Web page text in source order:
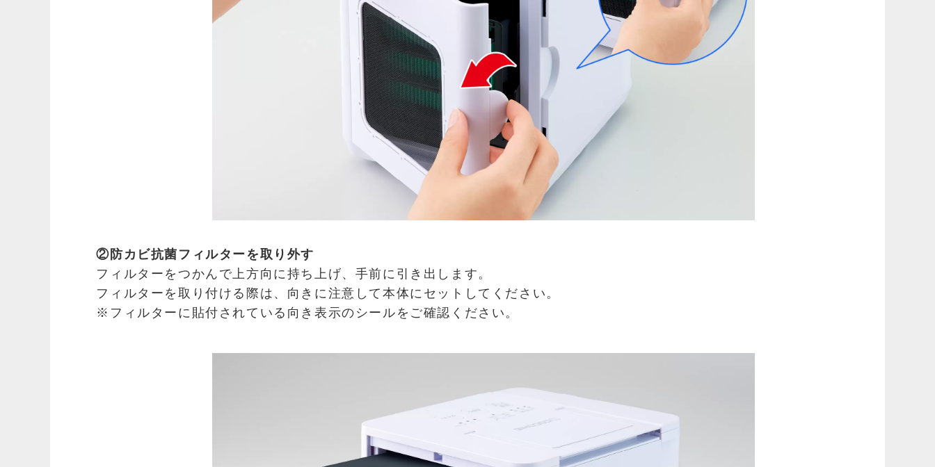
②防カビ抗菌フィルターを取り外す
フィルターをつかんで上方向に持ち上げ、手前に引き出します。
フィルターを取り付ける際は、向きに注意して本体にセットしてください。
※フィルターに貼付されている向き表示のシールをご確認ください。